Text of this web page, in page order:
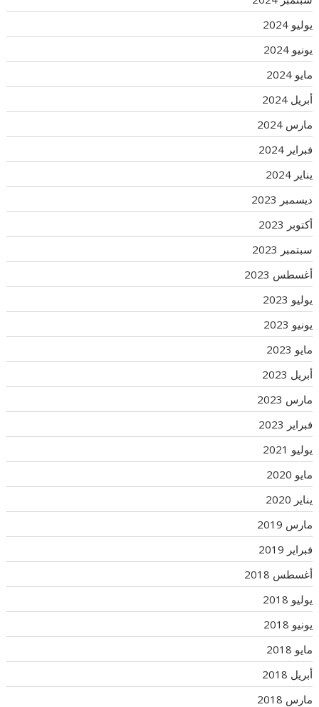
يوليو 2024
يونيو 2024
مايو 2024
أبريل 2024
مارس 2024
فبراير 2024
يناير 2024
ديسمبر 2023
أكتوبر 2023
سبتمبر 2023
أغسطس 2023
يوليو 2023
يونيو 2023
مايو 2023
أبريل 2023
مارس 2023
فبراير 2023
يوليو 2021
مايو 2020
يناير 2020
مارس 2019
فبراير 2019
أغسطس 2018
يوليو 2018
يونيو 2018
مايو 2018
أبريل 2018
مارس 2018